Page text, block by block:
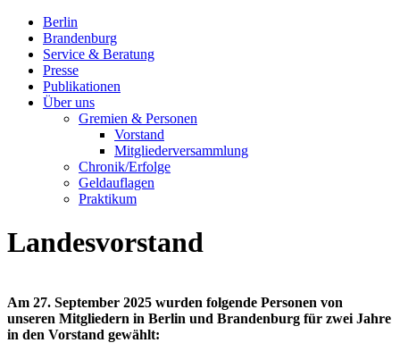
Berlin
Brandenburg
Service & Beratung
Presse
Publikationen
Über uns
Gremien & Personen
Vorstand
Mitgliederversammlung
Chronik/Erfolge
Geldauflagen
Praktikum
Landesvorstand
Am 27. September 2025 wurden folgende Personen von
unseren Mitgliedern in Berlin und Brandenburg für zwei Jahre
in den Vorstand gewählt: